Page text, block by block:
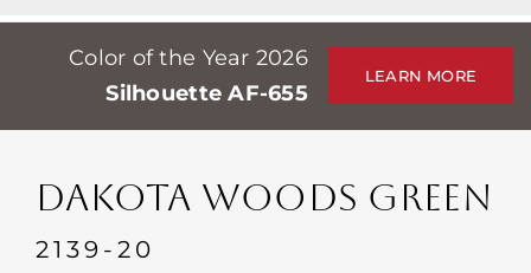
Professionals
Stores
Εκδηλώσεις
Επαφή
Color of the Year 2026
Silhouette AF-655
LEARN MORE
DAKOTA WOODS GREEN
2139-20